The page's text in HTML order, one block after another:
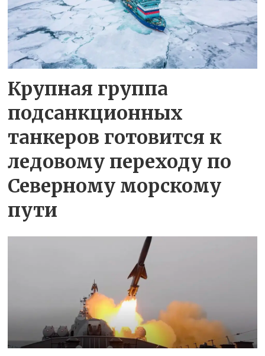
Крупная группа
подсанкционных
танкеров готовится к
ледовому переходу по
Северному морскому
пути